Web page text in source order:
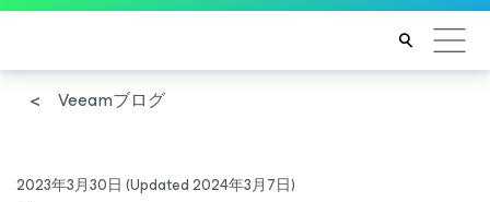
Veeamブログ
2023年3月30日 (Updated 2024年3月7日)